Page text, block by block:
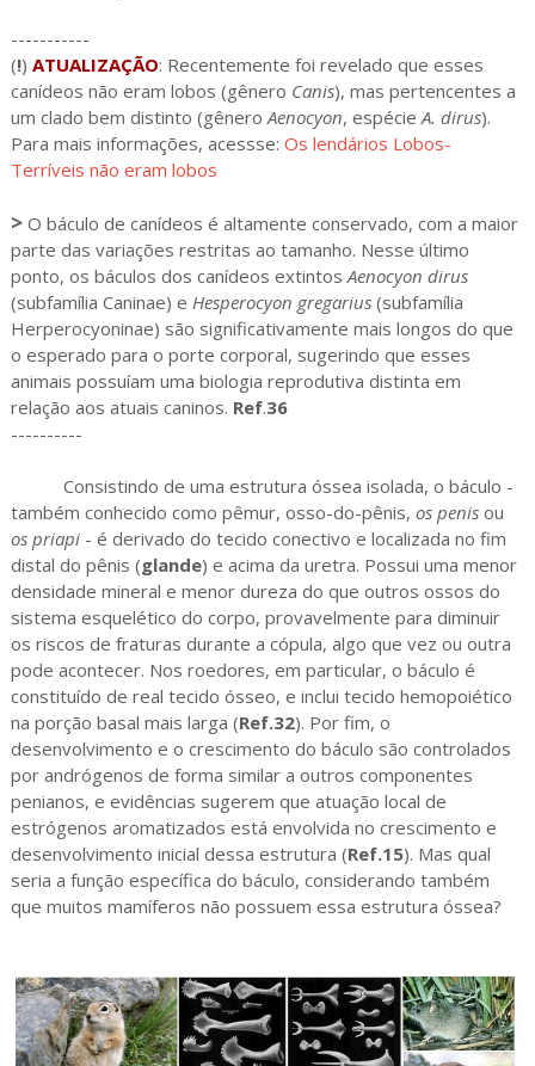
-----------
(!) ATUALIZAÇÃO: Recentemente foi revelado que esses
canídeos não eram lobos (gênero Canis), mas pertencentes a
um clado bem distinto (gêneroAenocyon, espécieA. dirus).
Para mais informações, acessse: Os lendários Lobos-
Terríveis não eram lobos
>O báculo de canídeos é altamente conservado, com a maior
parte das variações restritas ao tamanho. Nesse último
ponto, os báculos dos canídeos extintosAenocyon dirus
(subfamília Caninae) e Hesperocyon gregarius(subfamília
Herperocyoninae) são significativamente mais longos do que
o esperado para o porte corporal, sugerindo que esses
animais possuíam uma biologia reprodutiva distinta em
relação aos atuais caninos. Ref.36
----------
Consistindo de uma estrutura óssea isolada, o báculo -
também conhecido como pêmur, osso-do-pênis, os penisou
os priapi- é derivado do tecido conectivo e localizada no fim
distal do pênis (glande) e acima da uretra. Possui uma menor
densidade mineral e menor dureza do que outros ossos do
sistema esquelético do corpo, provavelmente para diminuir
os riscos de fraturas durante a cópula, algo que vez ou outra
pode acontecer. Nos roedores, em particular, o báculo é
constituído de real tecido ósseo, e inclui tecido hemopoiético
na porção basal mais larga (Ref.32). Por fim, o
desenvolvimento e o crescimento do báculo são controlados
por andrógenos de forma similar a outros componentes
penianos, e evidências sugerem que atuação local de
estrógenos aromatizados está envolvida no crescimento e
desenvolvimento inicial dessa estrutura (Ref.15). Mas qual
seria a função específica do báculo, considerando também
que muitos mamíferos não possuem essa estrutura óssea?